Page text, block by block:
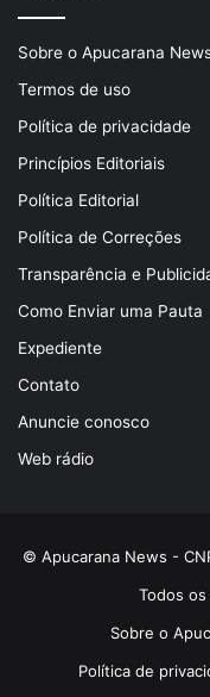
Sobre o Apucarana
Termos de uso
Política de privacidade
Princípios Editoriais
Política Editorial
Política de Correções
Transparência e
Como Enviar uma Pauta
Expediente
Contato
Anuncie conosco
Web rádio
© Apucarana News -
Todos
Sobre o
Política de